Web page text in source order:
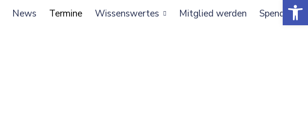
News Termine Wissenswertes Mitglied werden Spenden